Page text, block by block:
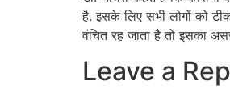
है. इसके लिए सभी लोगों को
वंचित रह जाता है तो इसका
Leave a